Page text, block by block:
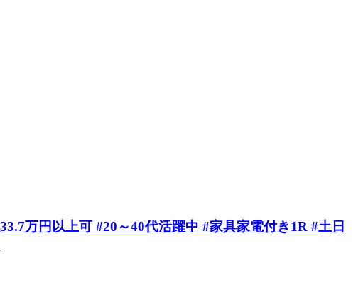
万円以上可 #20～40代活躍中 #家具家電付き1R #土日